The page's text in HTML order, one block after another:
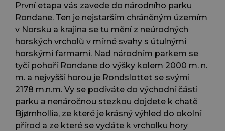
První etapa vás zavede do národního parku
Rondane. Ten je nejstarším chráněným územím
v Norsku a krajina se tu mění z neúrodných
horských vrcholů v mírné svahy s útulnými
horskými farmami. Nad národním parkem se
tyčí pohoří Rondane do výšky kolem 2000 m. n.
m. a nejvyšší horou je Rondslottet se svými
2178 m.n.m. Vy se podíváte do východní části
parku a nenáročnou stezkou dojdete k chatě
Bjørnhollia, ze které je krásný výhled do okolní
přírod a ze které se vydáte k vrcholku hory